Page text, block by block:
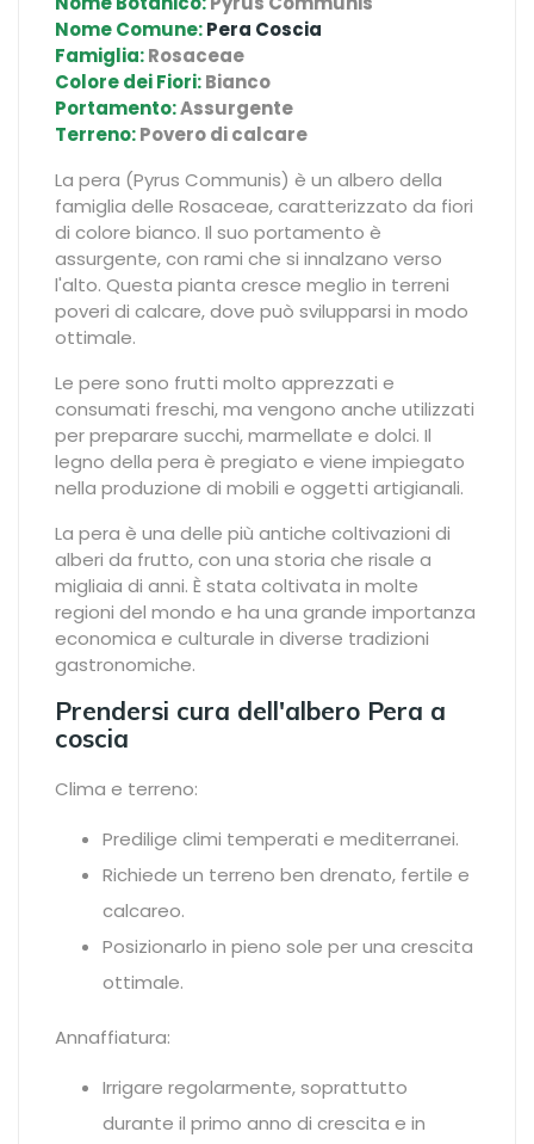
Nome Comune:Pera Coscia
Famiglia:Rosaceae
Colore dei Fiori:Bianco
Portamento:Assurgente
Terreno:Povero di calcare
La pera (Pyrus Communis) è un albero della
famiglia delle Rosaceae, caratterizzato da fiori
di colore bianco. Il suo portamento è
assurgente, con rami che si innalzano verso
l'alto. Questa pianta cresce meglio in terreni
poveri di calcare, dove può svilupparsi in modo
ottimale.
Le pere sono frutti molto apprezzati e
consumati freschi, ma vengono anche utilizzati
per preparare succhi, marmellate e dolci. Il
legno della pera è pregiato e viene impiegato
nella produzione di mobili e oggetti artigianali.
La pera è una delle più antiche coltivazioni di
alberi da frutto, con una storia che risale a
migliaia di anni. È stata coltivata in molte
regioni del mondo e ha una grande importanza
economica e culturale in diverse tradizioni
gastronomiche.
Prendersi cura dell'albero Pera a
coscia
Clima e terreno:
Predilige climi temperati e mediterranei.
Richiede un terreno ben drenato, fertile e
calcareo.
Posizionarlo in pieno sole per una crescita
ottimale.
Annaffiatura:
Irrigare regolarmente, soprattutto
durante il primo anno di crescita e in